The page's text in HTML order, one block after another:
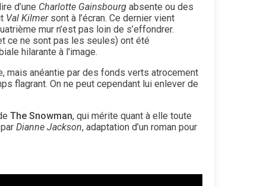
d’une Charlotte Gainsbourg absente ou des
Val Kilmersont à l’écran. Ce dernier vient
mur n’est pas loin de s’effondrer.
ce ne sont pas les seules) ont été
hilarante à l'image.
mais anéantie par des fonds verts atrocement
flagrant. On ne peut cependant lui enlever de
The Snowman, qui mérite quant à elle toute
Dianne Jackson, adaptation d’un roman pour